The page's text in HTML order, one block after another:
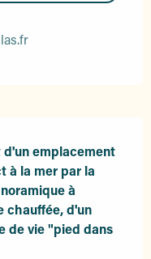
emplacement
à la mer par la
à
chauffée, d'un
de vie "pied dans